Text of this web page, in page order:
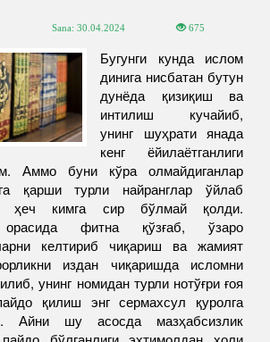
Sana:30.04.2024 675
Бугунги кунда ислом
динига нисбатан бутун
дунёда қизиқиш ва
интилиш кучайиб,
унинг шуҳрати янада
кенг ёйилаётганлиги
Аммо буни кўра олмайдиганлар
қарши турли найранглар ўйлаб
ҳеч кимга сир бўлмай қолди.
орасида фитна қўзғаб, ўзаро
келтириб чиқариш ва жамият
издан чиқаришда исломни
унинг номидан турли нотўғри ғоя
қилиш энг сермахсул қуролга
Айни шу асосда мазҳабсизлик